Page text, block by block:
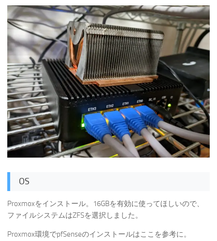
OS
Proxmoxをインストール。16GBを有効に使ってほしいので、
ファイルシステムはZFSを選択しました。
Proxmox環境でpfSenseのインストールはここを参考に。